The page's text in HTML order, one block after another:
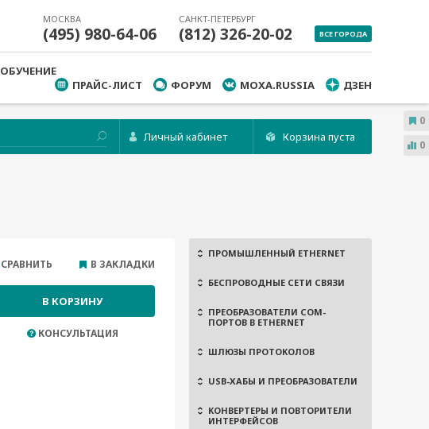
МОСКВА
(495) 980-64-06
САНКТ-ПЕТЕРБУРГ
(812) 326-20-02 ВСЕ ГОРОДА
ОБУЧЕНИЕ
ПРАЙС-ЛИСТ
ФОРУМ MOXA.RUSSIA ДЗЕН
Личный кабинет Корзина пуста
ПРОМЫШЛЕННЫЙ ETHERNET
БЕСПРОВОДНЫЕ СЕТИ СВЯЗИ
ПРЕОБРАЗОВАТЕЛИ COM-
ПОРТОВ В ETHERNET
ШЛЮЗЫ ПРОТОКОЛОВ
USB-ХАБЫ И ПРЕОБРАЗОВАТЕЛИ
КОНВЕРТЕРЫ И ПОВТОРИТЕЛИ
ИНТЕРФЕЙСОВ
СРАВНИТЬ В ЗАКЛАДКИ
В КОРЗИНУ
КОНСУЛЬТАЦИЯ
0
0